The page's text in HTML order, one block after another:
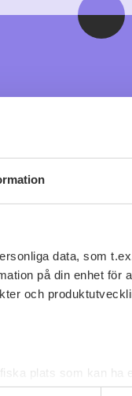
data, som
på din enhet för
och
plats som kan ha
skanna den för